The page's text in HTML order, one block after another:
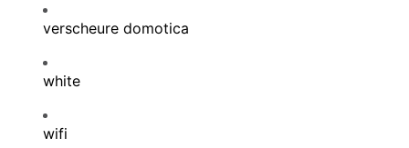
verscheure domotica
white
wifi